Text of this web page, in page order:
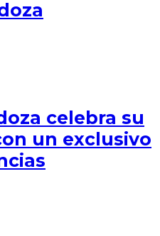
celebra su
un exclusivo